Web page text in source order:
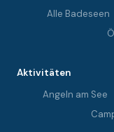
Alle Badeseen
Aktivitäten
Angeln am See